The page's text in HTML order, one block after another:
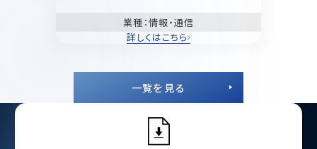
業種 ：情報・通信
詳しくはこちら
一覧を見る